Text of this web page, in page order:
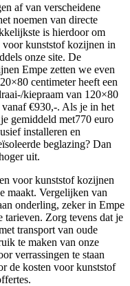
af van verscheidene
noemen van directe
is hierdoor om
kunststof kozijnen in
onze site. De
Empe zetten we even
centimeter heeft een
kiepraam van 120×80
€930,-. Als je in het
gemiddeld met770 euro
installeren en
beglazing? Dan
uit.
voor kunststof kozijnen
maakt. Vergelijken van
onderling, zeker in Empe
tarieven. Zorg tevens dat je
transport van oude
te maken van onze
verrassingen te staan
de kosten voor kunststof